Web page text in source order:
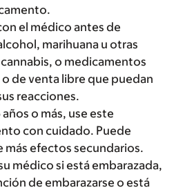
el médico antes de
marihuana u otras
o medicamentos
de venta libre que puedan
reacciones.
o más, use este
con cuidado. Puede
más efectos secundarios.
médico si está embarazada,
de embarazarse o está